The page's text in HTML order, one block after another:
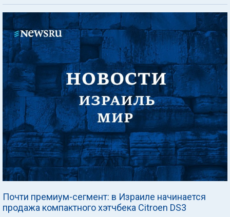
Почти премиум-сегмент: в Израиле начинается
продажа компактного хэтчбека Citroen DS3